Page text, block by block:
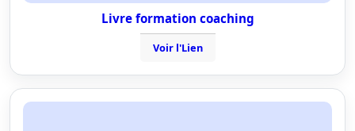
Livre formation coaching
Voir l'Lien